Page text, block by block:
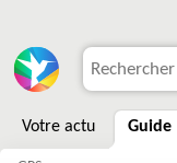
Votre actu Guide